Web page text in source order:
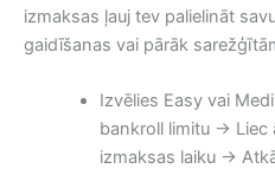
izmaksas ļauj tev palielināt
gaidīšanas vai pārāk
Izvēlies Easy vai
bankroll limitu → Liec
izmaksas laiku →